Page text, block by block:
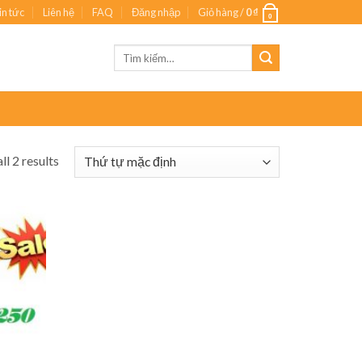
tức Liên hệ FAQ Đăng nhập Giỏ hàng /0₫ 0
2 results